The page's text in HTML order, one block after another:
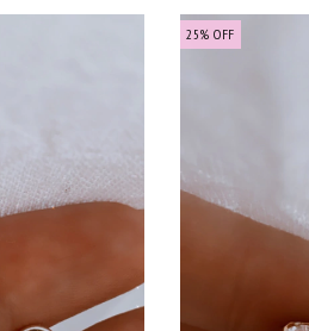
25% OFF